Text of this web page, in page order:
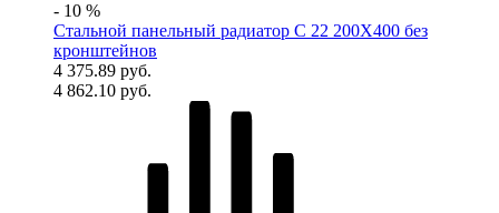
- 10 %
Стальной панельный радиатор C 22 200Х400 без
кронштейнов
4 375.89 руб.
4 862.10 руб.